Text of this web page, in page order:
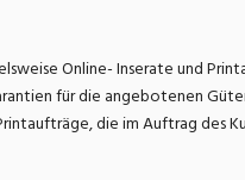
Online- Inserate und
für die angebotenen
die im Auftrag des